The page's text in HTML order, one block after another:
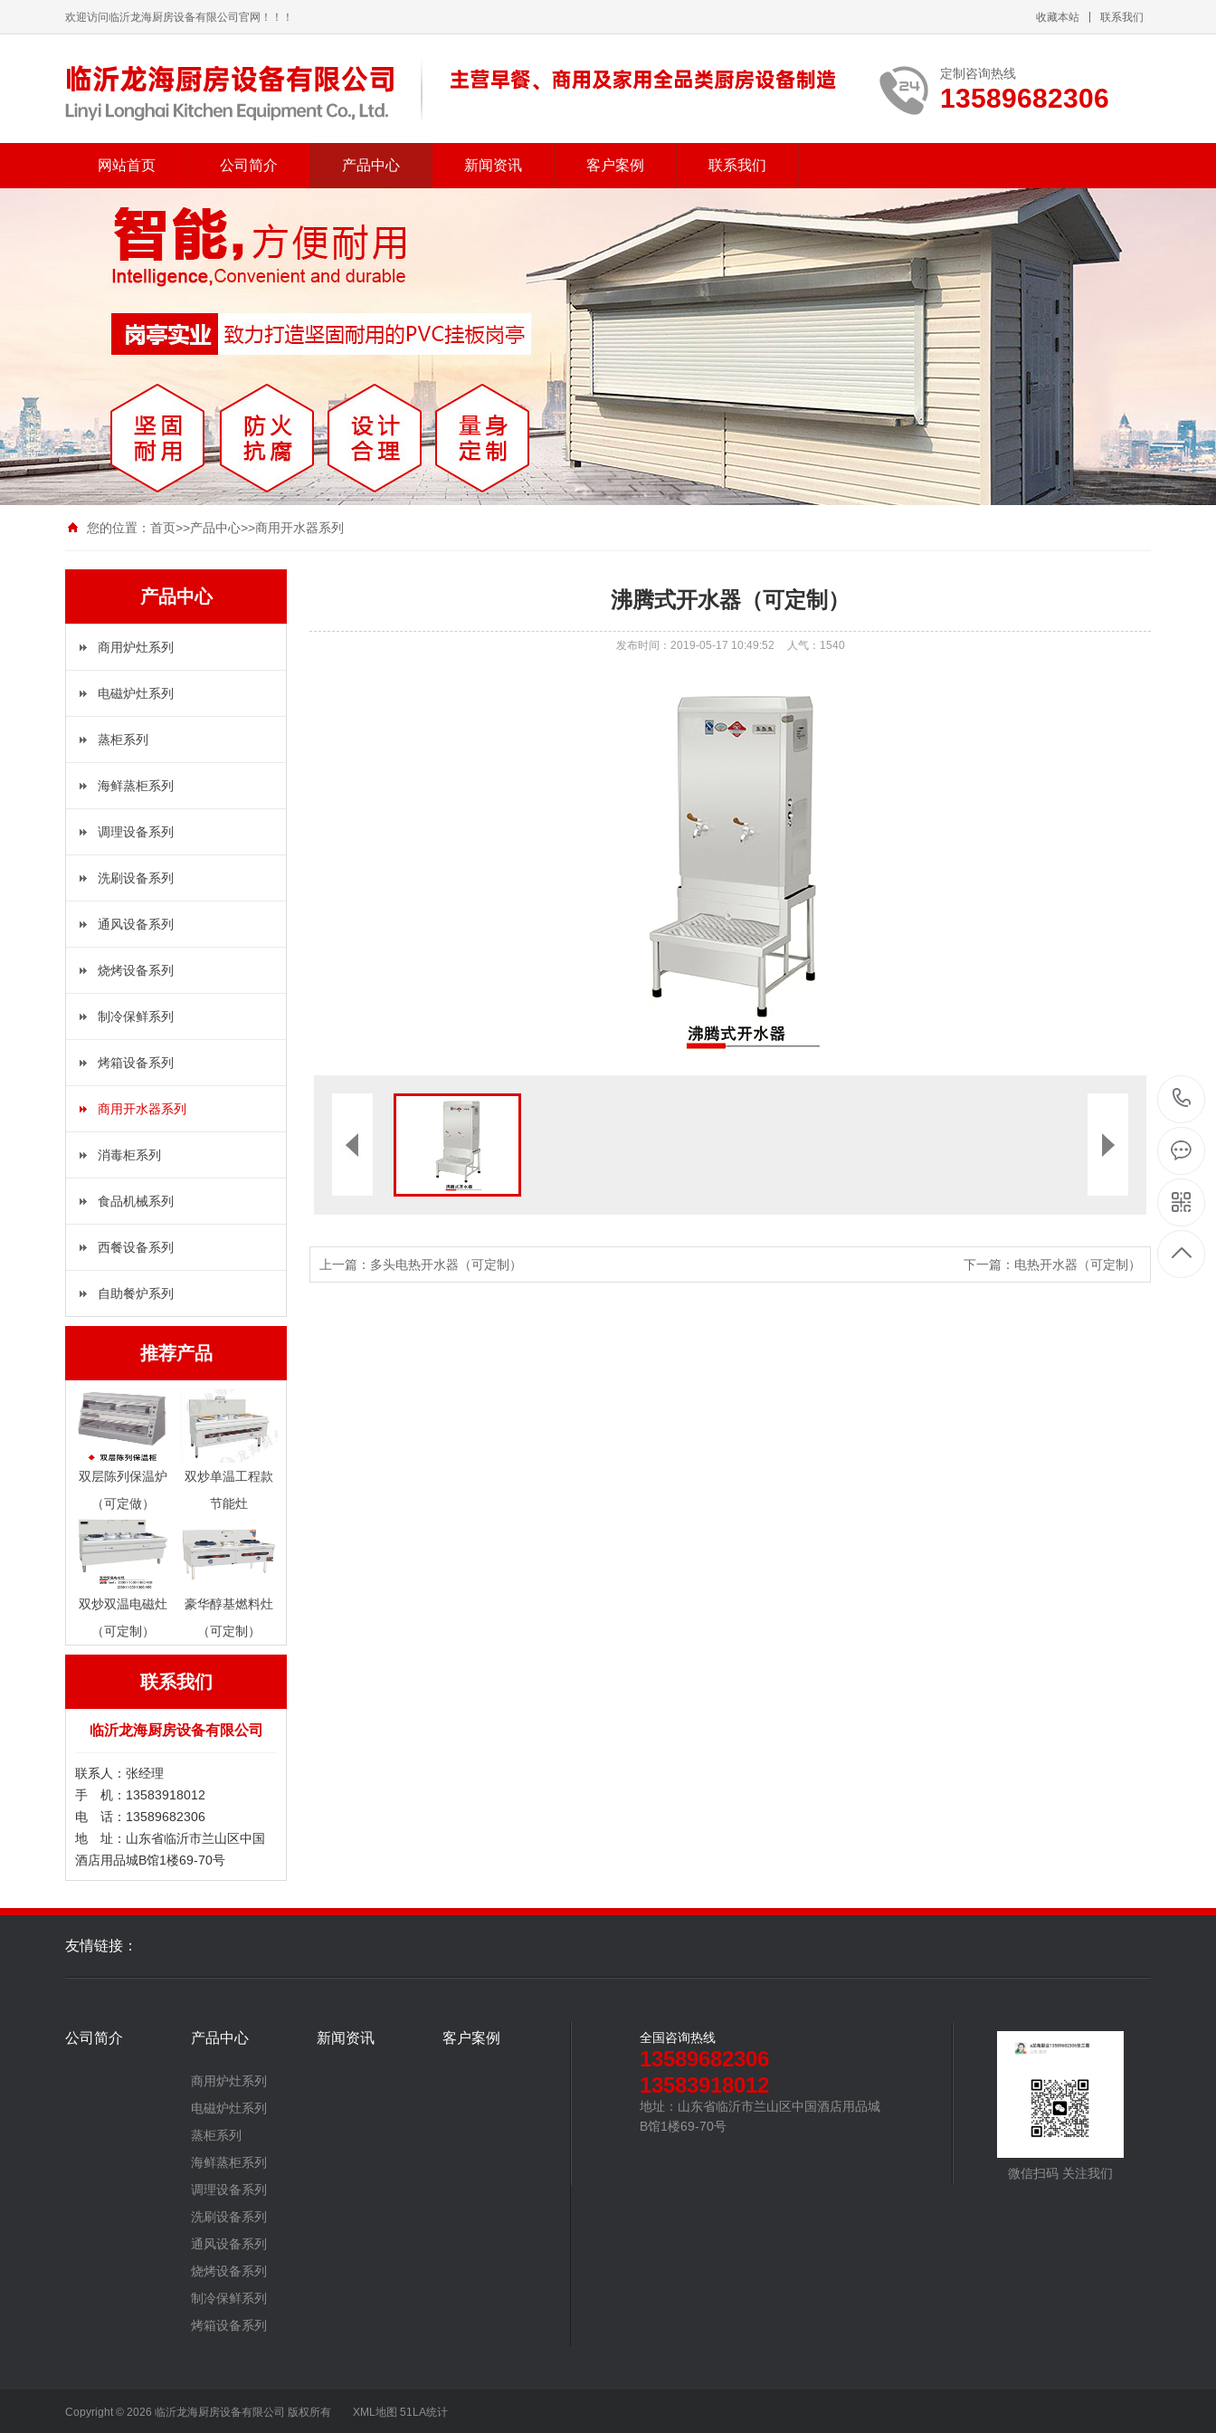
欢迎访问临沂龙海厨房设备有限公司官网！！！ 收藏本站 联系我们
定制咨询热线
13589682306
网站首页 公司简介 产品中心 新闻资讯 客户案例 联系我们
您的位置： 首页>>产品中心>>商用开水器系列
产品中心
商用炉灶系列
电磁炉灶系列
蒸柜系列
海鲜蒸柜系列
调理设备系列
洗刷设备系列
通风设备系列
烧烤设备系列
制冷保鲜系列
烤箱设备系列
商用开水器系列
消毒柜系列
食品机械系列
西餐设备系列
自助餐炉系列
推荐产品
双层陈列保温炉
（可定做）
双炒单温工程款
节能灶
双炒双温电磁灶
（可定制）
豪华醇基燃料灶
（可定制）
联系我们
临沂龙海厨房设备有限公司
联系人：张经理
手 机：13583918012
电 话：13589682306
地 址：山东省临沂市兰山区中国
酒店用品城B馆1楼69-70号
沸腾式开水器（可定制）
发布时间：2019-05-17 10:49:52 人气： 1540
上一篇： 多头电热开水器（可定制） 下一篇： 电热开水器（可定制）
友情链接：
公司简介 产品中心
商用炉灶系列
电磁炉灶系列
蒸柜系列
海鲜蒸柜系列
调理设备系列
洗刷设备系列
通风设备系列
烧烤设备系列
制冷保鲜系列
烤箱设备系列
新闻资讯 客户案例 全国咨询热线
13589682306
13583918012
地址：山东省临沂市兰山区中国酒店用品城
B馆1楼69-70号
微信扫码 关注我们
Copyright © 2026 临沂龙海厨房设备有限公司 版权所有 XML地图 51LA统计